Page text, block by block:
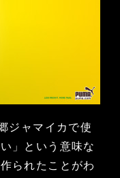
ジャマイカで使
」という意味な
られたことがわ